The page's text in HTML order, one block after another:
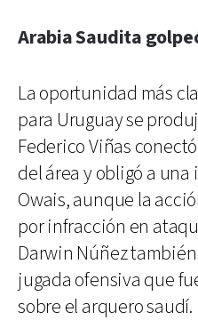
Arabia Saudita
La oportunidad más
para Uruguay se
Federico Viñas
del área y obligó a
Owais, aunque la
por infracción en
Darwin Núñez
jugada ofensiva que
sobre el arquero saudí.